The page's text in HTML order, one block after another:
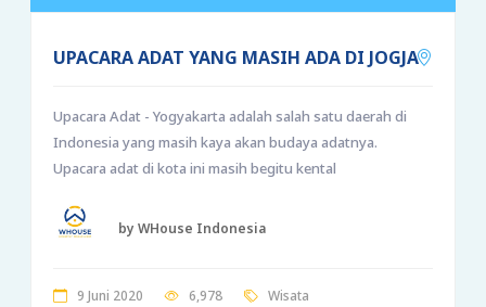
UPACARA ADAT YANG MASIH ADA DI JOGJA
Upacara Adat - Yogyakarta adalah salah satu daerah di
Indonesia yang masih kaya akan budaya adatnya.
Upacara adat di kota ini masih begitu kental
by WHouse Indonesia
9 Juni 2020 6,978 Wisata